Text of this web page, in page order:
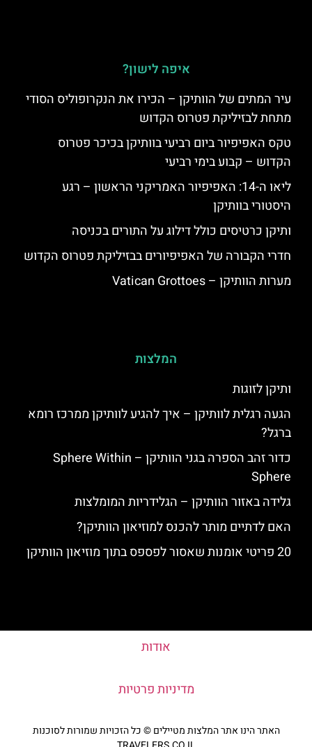
איפה לישון?
עיר המתים של הוותיקן – הכירו את הנקרופוליס הסודי
מתחת לבזיליקת פטרוס הקדוש
טקס האפיפיור ביום רביעי בוותיקן בכיכר פטרוס
הקדוש – קבוע בימי רביעי
ליאו ה-14: האפיפיור האמריקני הראשון – רגע
היסטורי בוותיקן
ותיקן כרטיסים כולל דילוג על התורים בכניסה
חדרי הקבורה של האפיפיורים בבזיליקת פטרוס הקדוש
מערות הוותיקן – Vatican Grottoes
המלצות
ותיקן לזוגות
הגעה רגלית לוותיקן – איך להגיע לוותיקן ממרכז רומא
ברגל?
כדור זהב הספרה בגני הוותיקן – Sphere Within
Sphere
גלידה באזור הוותיקן – הגלידריות המומלצות
האם לדתיים מותר להכנס למוזיאון הוותיקן?
20 פריטי אומנות שאסור לפספס בתוך מוזיאון הוותיקן
אודות
מדיניות פרטיות
האתר הינו אתר המלצות מטיילים © כל הזכויות שמורות לסוכנות